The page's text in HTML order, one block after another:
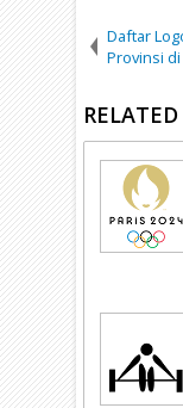
Daftar
Provinsi